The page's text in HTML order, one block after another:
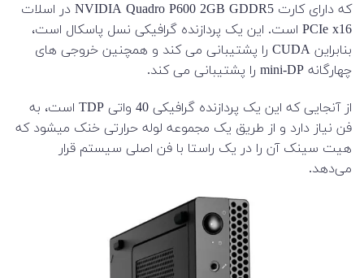
که دارای کارت NVIDIA Quadro P600 2GB GDDR5 در اسلات
PCIe x16 است. این یک پردازنده گرافیکی نسل پاسکال است،
بنابراین CUDA را پشتیبانی می کند و همچنین خروجی های
چهارگانه mini-DP را پشتیبانی می کند.
از آنجایی که این یک پردازنده گرافیکی 40 واتی TDP است، به
فن نیاز دارد و از طریق یک مجموعه لوله حرارتی خنک میشود که
هیت سینک آن را در یک راستا با فن اصلی سیستم قرار
می‌دهد.